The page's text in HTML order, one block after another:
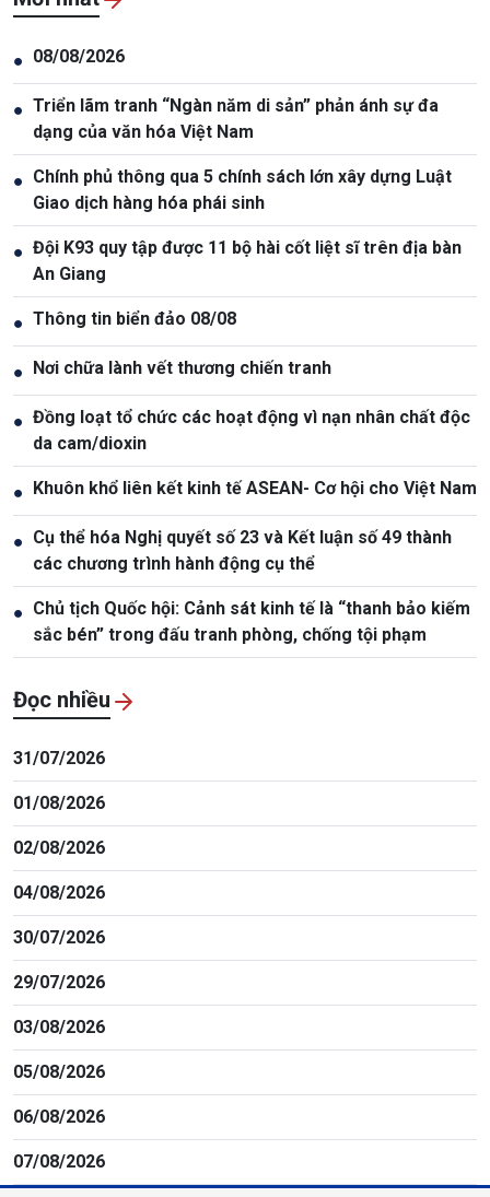
● 08/08/2026
● Triển lãm tranh “Ngàn năm di sản” phản ánh sự đa
dạng của văn hóa Việt Nam
● Chính phủ thông qua 5 chính sách lớn xây dựng Luật
Giao dịch hàng hóa phái sinh
● Đội K93 quy tập được 11 bộ hài cốt liệt sĩ trên địa bàn
An Giang
● Thông tin biển đảo 08/08
● Nơi chữa lành vết thương chiến tranh
● Đồng loạt tổ chức các hoạt động vì nạn nhân chất độc
da cam/dioxin
● Khuôn khổ liên kết kinh tế ASEAN- Cơ hội cho Việt Nam
● Cụ thể hóa Nghị quyết số 23 và Kết luận số 49 thành
các chương trình hành động cụ thể
● Chủ tịch Quốc hội: Cảnh sát kinh tế là “thanh bảo kiếm
sắc bén” trong đấu tranh phòng, chống tội phạm
Đọc nhiều
31/07/2026
01/08/2026
02/08/2026
04/08/2026
30/07/2026
29/07/2026
03/08/2026
05/08/2026
06/08/2026
07/08/2026